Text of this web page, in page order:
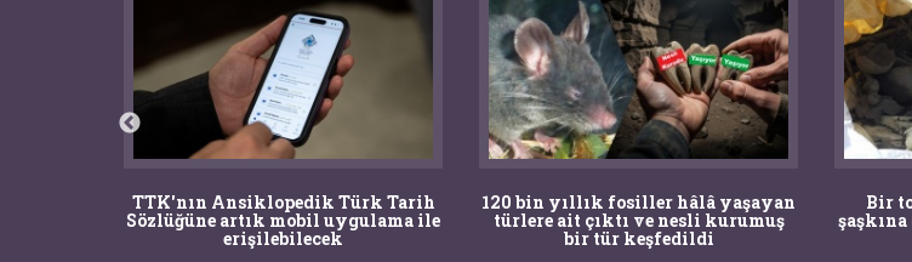
TTK'nın Ansiklopedik Türk Tarih
Sözlüğüne artık mobil uygulama ile
erişilebilecek
120 bin yıllık fosiller hâlâ yaşayan
türlere ait çıktı ve nesli kurumuş
bir tür keşfedildi
Bir